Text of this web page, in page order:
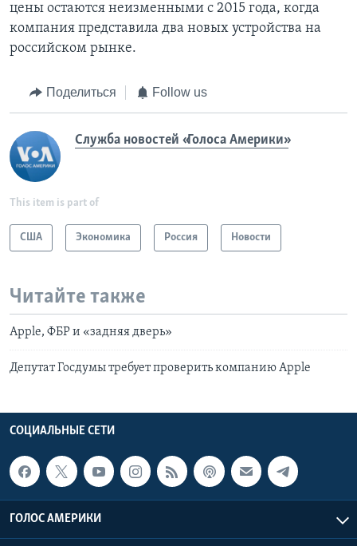
цены остаются неизменными с 2015 года, когда
компания представила два новых устройства на
российском рынке.
Поделиться Follow us
Служба новостей «Голоса Америки»
This item is part of
США Экономика Россия Новости
Читайте также
Apple, ФБР и «задняя дверь»
Депутат Госдумы требует проверить компанию Apple
СОЦИАЛЬНЫЕ СЕТИ
ГОЛОС АМЕРИКИ